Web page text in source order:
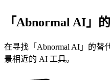
「Abnormal AI」
在寻找「Abnormal AI」的替
景相近的 AI 工具。